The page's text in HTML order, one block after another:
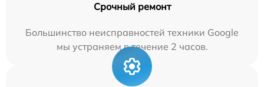
Срочный ремонт
Большинство неисправностей техники Google
мы устраняем в течение 2 часов.